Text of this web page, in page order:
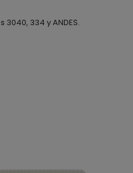
334 y ANDES.